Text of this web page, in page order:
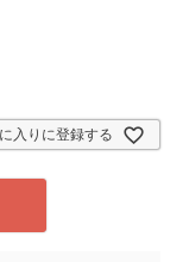
入りに登録する